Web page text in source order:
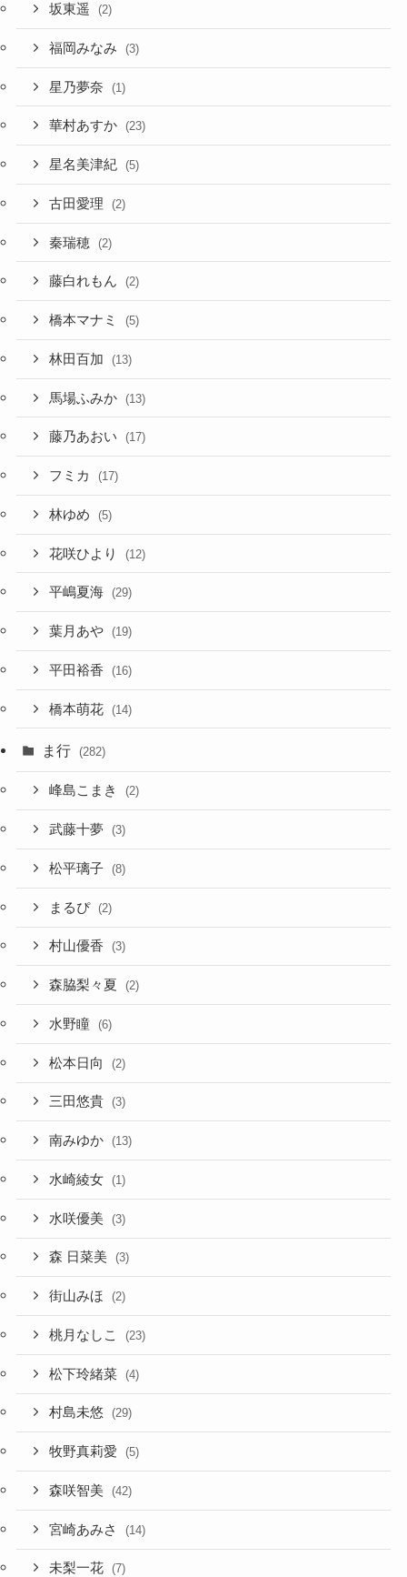
坂東遥 (2)
福岡みなみ (3)
星乃夢奈 (1)
華村あすか (23)
星名美津紀 (5)
古田愛理 (2)
秦瑞穂 (2)
藤白れもん (2)
橋本マナミ (5)
林田百加 (13)
馬場ふみか (13)
藤乃あおい (17)
フミカ (17)
林ゆめ (5)
花咲ひより (12)
平嶋夏海 (29)
葉月あや (19)
平田裕香 (16)
橋本萌花 (14)
ま行 (282)
峰島こまき (2)
武藤十夢 (3)
松平璃子 (8)
まるぴ (2)
村山優香 (3)
森脇梨々夏 (2)
水野瞳 (6)
松本日向 (2)
三田悠貴 (3)
南みゆか (13)
水崎綾女 (1)
水咲優美 (3)
森 日菜美 (3)
街山みほ (2)
桃月なしこ (23)
松下玲緒菜 (4)
村島未悠 (29)
牧野真莉愛 (5)
森咲智美 (42)
宮崎あみさ (14)
未梨一花 (7)